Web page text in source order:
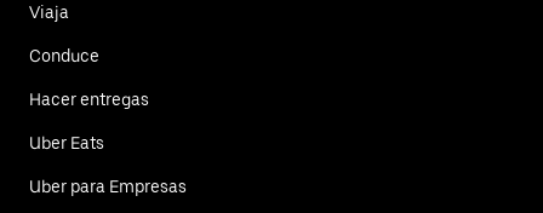
Viaja
Conduce
Hacer entregas
Uber Eats
Uber para Empresas